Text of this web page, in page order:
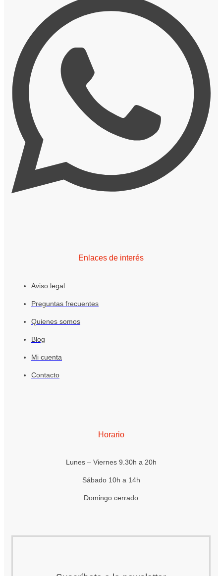
Enlaces de interés
Aviso legal
Preguntas frecuentes
Quienes somos
Blog
Mi cuenta
Contacto
Horario
Lunes – Viernes 9.30h a 20h
Sábado 10h a 14h
Domingo cerrado